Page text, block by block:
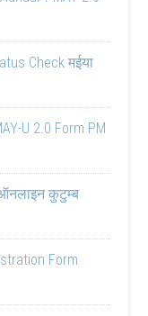
Check मईया
U 2.0 Form PM
ऑनलाइन कुटुम्ब
Form